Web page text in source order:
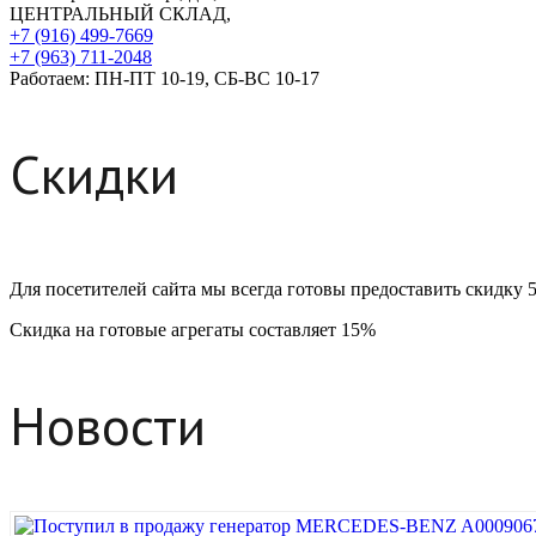
ЦЕНТРАЛЬНЫЙ СКЛАД,
+7 (916) 499-7669
+7 (963) 711-2048
Работаем: ПН-ПТ 10-19, СБ-ВС 10-17
Скидки
Для посетителей сайта мы всегда готовы предоставить
Скидка на готовые агрегаты составляет 15%
Новости